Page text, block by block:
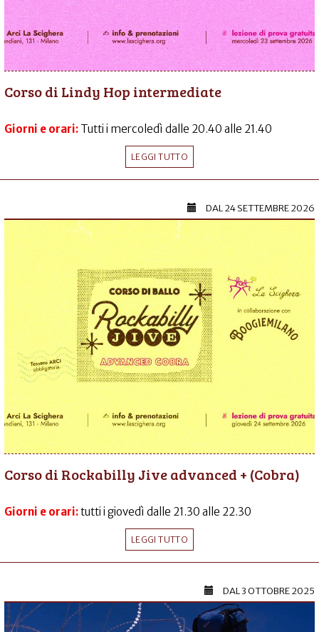
Corso di Lindy Hop intermediate
Giorni e orari: Tutti i mercoledì dalle 20.40 alle 21.40
LEGGI TUTTO
DAL24 SETTEMBRE 2026
Corso di Rockabilly Jive advanced + (Cobra)
Giorni e orari:tutti i giovedì dalle 21.30 alle 22.30
LEGGI TUTTO
DAL3 OTTOBRE 2025